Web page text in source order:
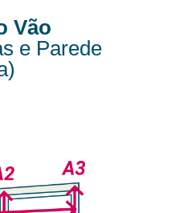
Vão
e Parede